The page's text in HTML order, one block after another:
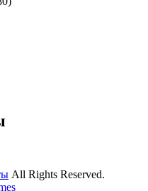
All Rights Reserved.